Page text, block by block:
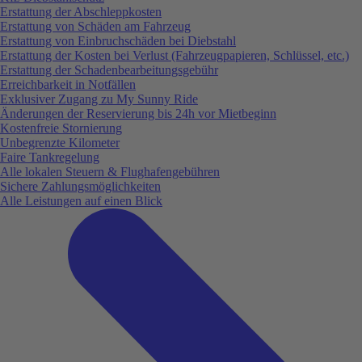
Erstattung der Abschleppkosten
Erstattung von Schäden am Fahrzeug
Erstattung von Einbruchschäden bei Diebstahl
Erstattung der Kosten bei Verlust (Fahrzeugpapieren, Schlüssel, etc.)
Erstattung der Schadenbearbeitungsgebühr
Erreichbarkeit in Notfällen
Exklusiver Zugang zu My Sunny Ride
Änderungen der Reservierung bis 24h vor Mietbeginn
Kostenfreie Stornierung
Unbegrenzte Kilometer
Faire Tankregelung
Alle lokalen Steuern & Flughafengebühren
Sichere Zahlungsmöglichkeiten
Alle Leistungen auf einen Blick